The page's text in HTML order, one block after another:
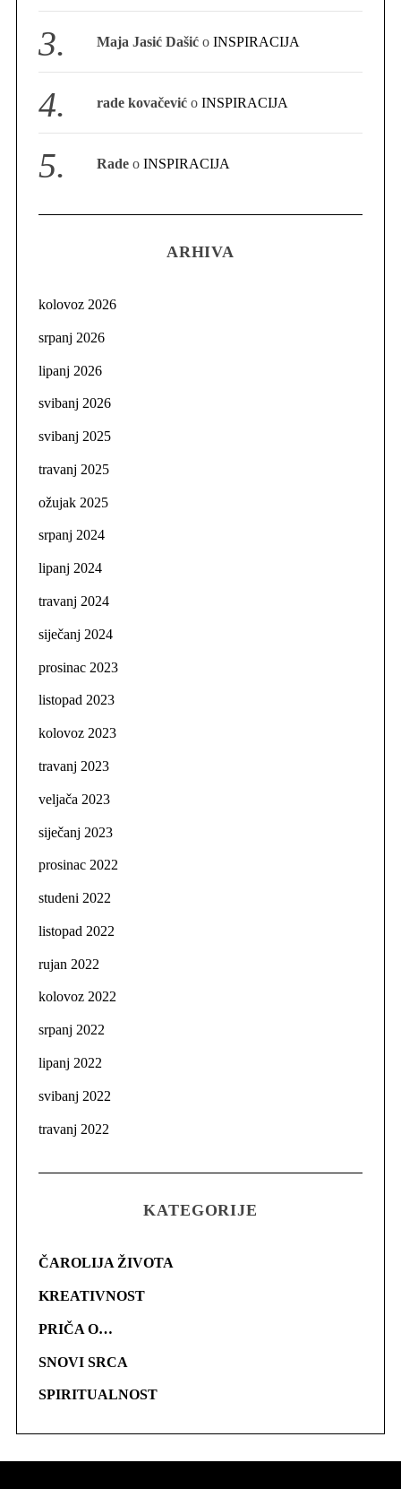
Maja Jasić Dašić oINSPIRACIJA
rade kovačević oINSPIRACIJA
Rade oINSPIRACIJA
ARHIVA
kolovoz 2026
srpanj 2026
lipanj 2026
svibanj 2026
svibanj 2025
travanj 2025
ožujak 2025
srpanj 2024
lipanj 2024
travanj 2024
siječanj 2024
prosinac 2023
listopad 2023
kolovoz 2023
travanj 2023
veljača 2023
siječanj 2023
prosinac 2022
studeni 2022
listopad 2022
rujan 2022
kolovoz 2022
srpanj 2022
lipanj 2022
svibanj 2022
travanj 2022
KATEGORIJE
ČAROLIJA ŽIVOTA
KREATIVNOST
PRIČA O…
SNOVI SRCA
SPIRITUALNOST
h
o
r